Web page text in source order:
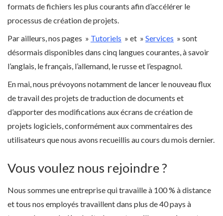
formats de fichiers les plus courants afin d’accélérer le
processus de création de projets.
Par ailleurs, nos pages » Tutoriels » et » Services » sont
désormais disponibles dans cinq langues courantes, à savoir
l’anglais, le français, l’allemand, le russe et l’espagnol.
En mai, nous prévoyons notamment de lancer le nouveau flux
de travail des projets de traduction de documents et
d’apporter des modifications aux écrans de création de
projets logiciels, conformément aux commentaires des
utilisateurs que nous avons recueillis au cours du mois dernier.
Vous voulez nous rejoindre ?
Nous sommes une entreprise qui travaille à 100 % à distance
et tous nos employés travaillent dans plus de 40 pays à